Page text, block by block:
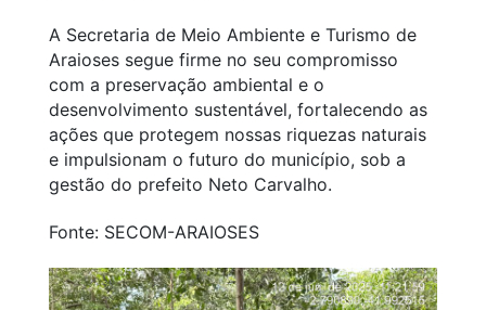
A Secretaria de Meio Ambiente e Turismo de
Araioses segue firme no seu compromisso
com a preservação ambiental e o
desenvolvimento sustentável, fortalecendo as
ações que protegem nossas riquezas naturais
e impulsionam o futuro do município, sob a
gestão do prefeito Neto Carvalho.
Fonte: SECOM-ARAIOSES